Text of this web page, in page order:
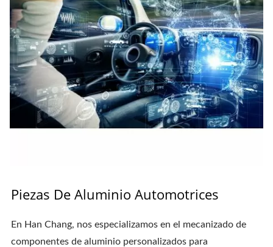
Piezas De Aluminio Automotrices
En Han Chang, nos especializamos en el mecanizado de
componentes de aluminio personalizados para